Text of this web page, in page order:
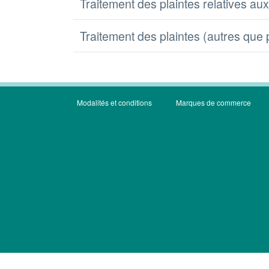
Traitement des plaintes (autres que
Modalités et conditions Marques de commerce